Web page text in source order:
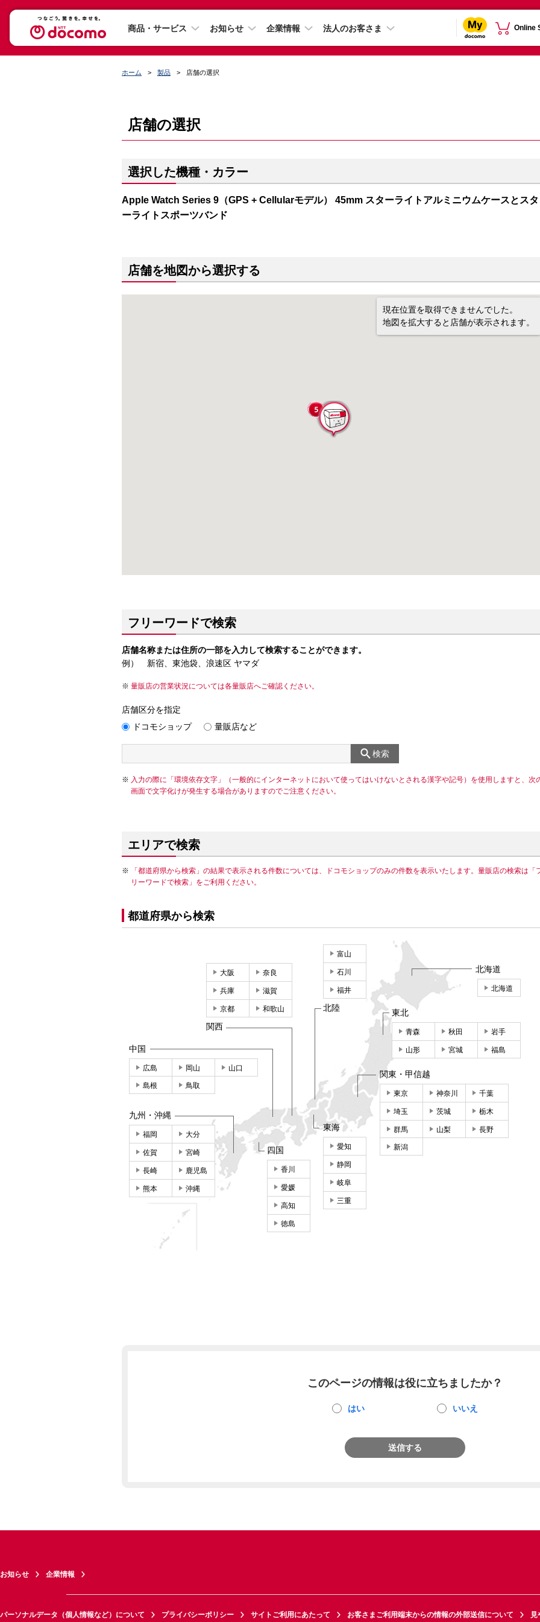
商品・サービス お知らせ 企業情報 法人のお客さま Online
ホーム 製品 店舗の選択
店舗の選択
選択した機種・カラー
Apple Watch Series 9（GPS + Cellularモデル） 45mm スターライトアルミニウムケースとスタ
ーライトスポーツバンド
店舗を地図から選択する
現在位置を取得できませんでした。
地図を拡大すると店舗が表示されます。
フリーワードで検索
店舗名称または住所の一部を入力して検索することができます。
例） 新宿、東池袋、浪速区 ヤマダ
量販店の営業状況については各量販店へご確認ください。
店舗区分を指定
ドコモショップ
量販店など
検索
入力の際に「環境依存文字」（一般的にインターネットにおいて使ってはいけないとされる漢字や記号）を使用しますと、次
画面で文字化けが発生する場合がありますのでご注意ください。
エリアで検索
「都道府県から検索」の結果で表示される件数については、ドコモショップのみの件数を表示いたします。量販店の検索は「
リーワードで検索」をご利用ください。
都道府県から検索
北海道
北海道
東北
青森 秋田 岩手
山形 宮城 福島
関東・甲信越
東京 神奈川 千葉
埼玉 茨城 栃木
群馬 山梨 長野
新潟
東海
愛知
静岡
岐阜
三重
富山
石川
福井
北陸
大阪 奈良
兵庫 滋賀
京都 和歌山
関西
中国
広島 岡山 山口
島根 鳥取
四国
香川
愛媛
高知
徳島
九州・沖縄
福岡 大分
佐賀 宮崎
長崎 鹿児島
熊本 沖縄
このページの情報は役に立ちましたか？
はい いいえ
送信する
お知らせ 企業情報
パーソナルデータ（個人情報など）について プライバシーポリシー サイトご利用にあたって お客さまご利用端末からの情報の外部送信について 見